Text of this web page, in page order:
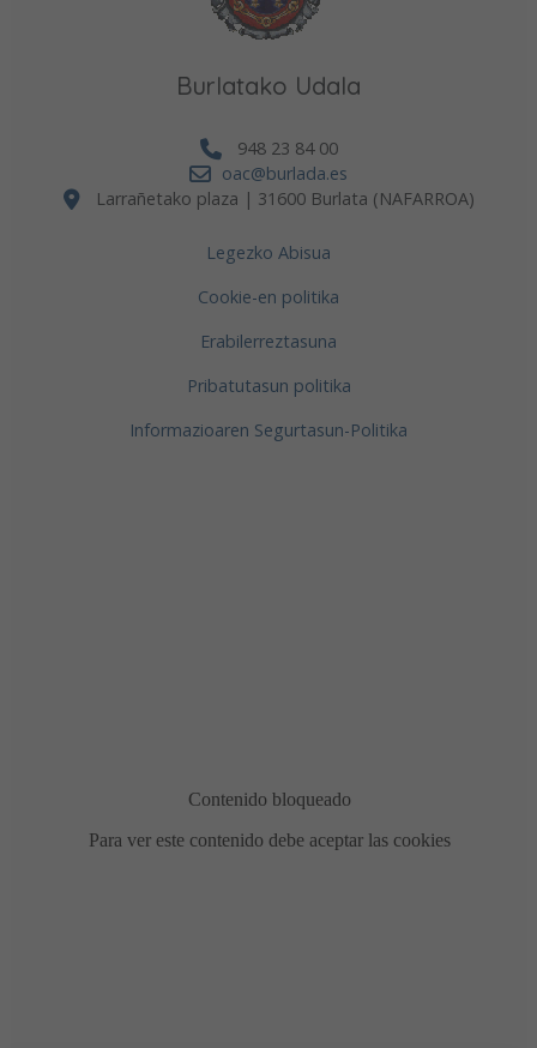
Burlatako Udala
948 23 84 00
oac@burlada.es
Larrañetako plaza | 31600 Burlata (NAFARROA)
Legezko Abisua
Cookie-en politika
Erabilerreztasuna
Pribatutasun politika
Informazioaren Segurtasun-Politika